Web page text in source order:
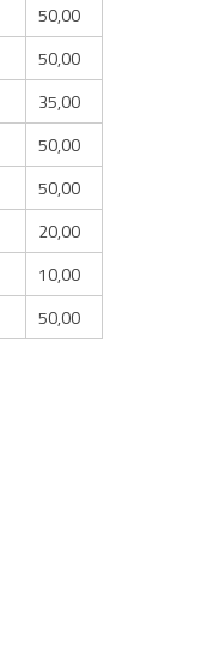
50,00
50,00
35,00
50,00
50,00
20,00
10,00
50,00